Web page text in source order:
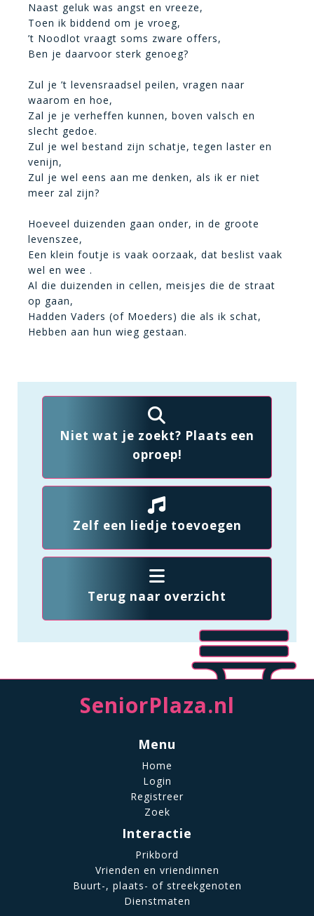
Naast geluk was angst en vreeze,
Toen ik biddend om je vroeg,
’t Noodlot vraagt soms zware offers,
Ben je daarvoor sterk genoeg?
Zul je ’t levensraadsel peilen, vragen naar
waarom en hoe,
Zal je je verheffen kunnen, boven valsch en
slecht gedoe.
Zul je wel bestand zijn schatje, tegen laster en
venijn,
Zul je wel eens aan me denken, als ik er niet
meer zal zijn?
Hoeveel duizenden gaan onder, in de groote
levenszee,
Een klein foutje is vaak oorzaak, dat beslist vaak
wel en wee .
Al die duizenden in cellen, meisjes die de straat
op gaan,
Hadden Vaders (of Moeders) die als ik schat,
Hebben aan hun wieg gestaan.
Niet wat je zoekt? Plaats een
oproep!
Zelf een liedje toevoegen
Terug naar overzicht
SeniorPlaza.nl
Menu
Home
Login
Registreer
Zoek
Interactie
Prikbord
Vrienden en vriendinnen
Buurt-, plaats- of streekgenoten
Dienstmaten